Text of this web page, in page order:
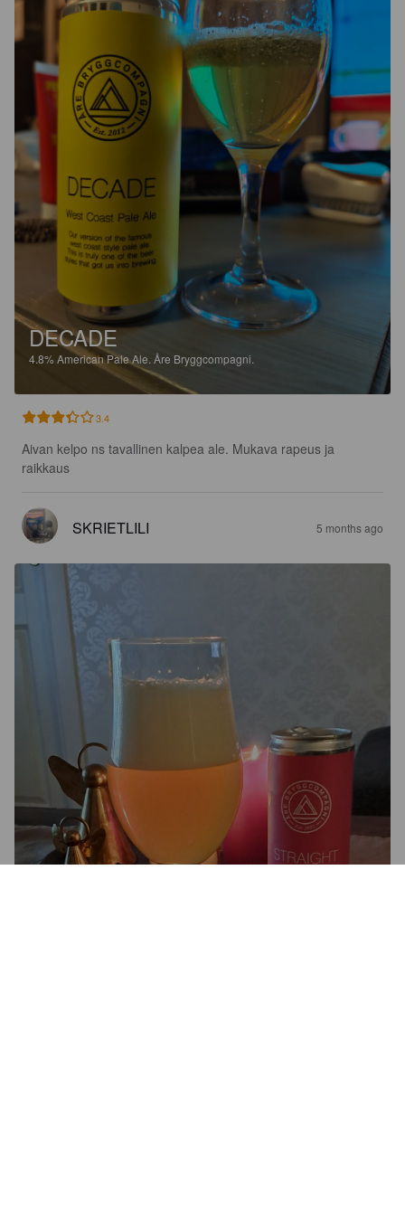
DECADE
4.8%American Pale Ale. Åre Bryggcompagni.
3.4
Aivan kelpo ns tavallinen kalpea ale. Mukava rapeus ja
raikkaus
SKRIETLILI 5 months ago